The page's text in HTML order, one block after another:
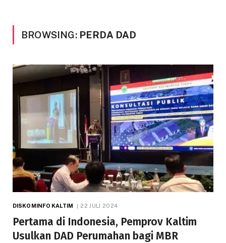
BROWSING: PERDA DAD
DISKOMINFO KALTIM 22 JULI 2024
Pertama di Indonesia, Pemprov Kaltim
Usulkan DAD Perumahan bagi MBR